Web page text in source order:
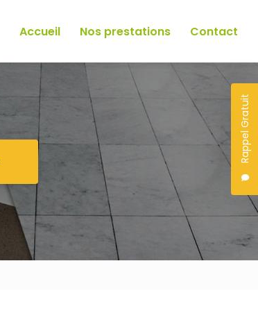
Rappel Gratuit
Accueil
Nos prestations Contact